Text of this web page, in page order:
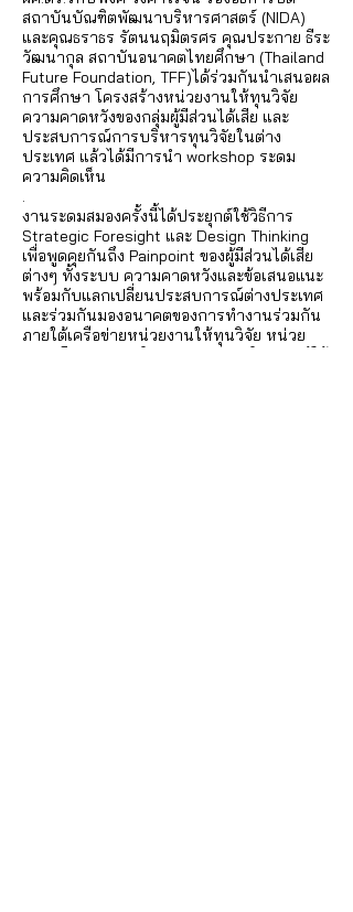
สถาบันบัณฑิตพัฒนาบริหารศาสตร์ (NIDA)
และคุณธราธร รัตนนฤมิตรศร คุณประกาย ธีระ
วัฒนากุล สถาบันอนาคตไทยศึกษา (Thailand
Future Foundation, TFF)ได้ร่วมกันนำเสนอผล
การศึกษา โครงสร้างหน่วยงานให้ทุนวิจัย
ความคาดหวังของกลุ่มผู้มีส่วนได้เสีย และ
ประสบการณ์การบริหารทุนวิจัยในต่าง
ประเทศ แล้วได้มีการนำ workshop ระดม
ความคิดเห็น
.
งานระดมสมองครั้งนี้ได้ประยุกต์ใช้วิธีการ
Strategic Foresight และ Design Thinking
เพื่อพูดคุยกันถึง Painpoint ของผู้มีส่วนได้เสีย
ต่างๆ ทั้งระบบ ความคาดหวังและข้อเสนอแนะ
พร้อมกับแลกเปลี่ยนประสบการณ์ต่างประเทศ
และร่วมกันมองอนาคตของการทำงานร่วมกัน
ภายใต้เครือข่ายหน่วยงานให้ทุนวิจัย หน่วย